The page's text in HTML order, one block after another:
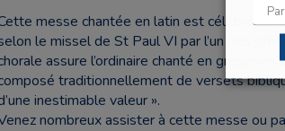
messe chantée en latin est célébrée à
le missel de St Paul VI par l’un des
assure l’ordinaire chanté en
traditionnellement de versets
inestimable valeur ».
nombreux assister à cette messe ou